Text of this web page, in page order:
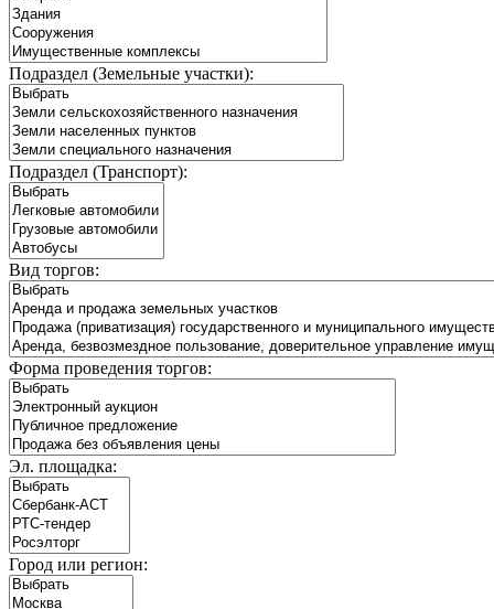
Подраздел (Земельные участки):
Подраздел (Транспорт):
Вид торгов:
Форма проведения торгов:
Эл. площадка:
Город или регион: